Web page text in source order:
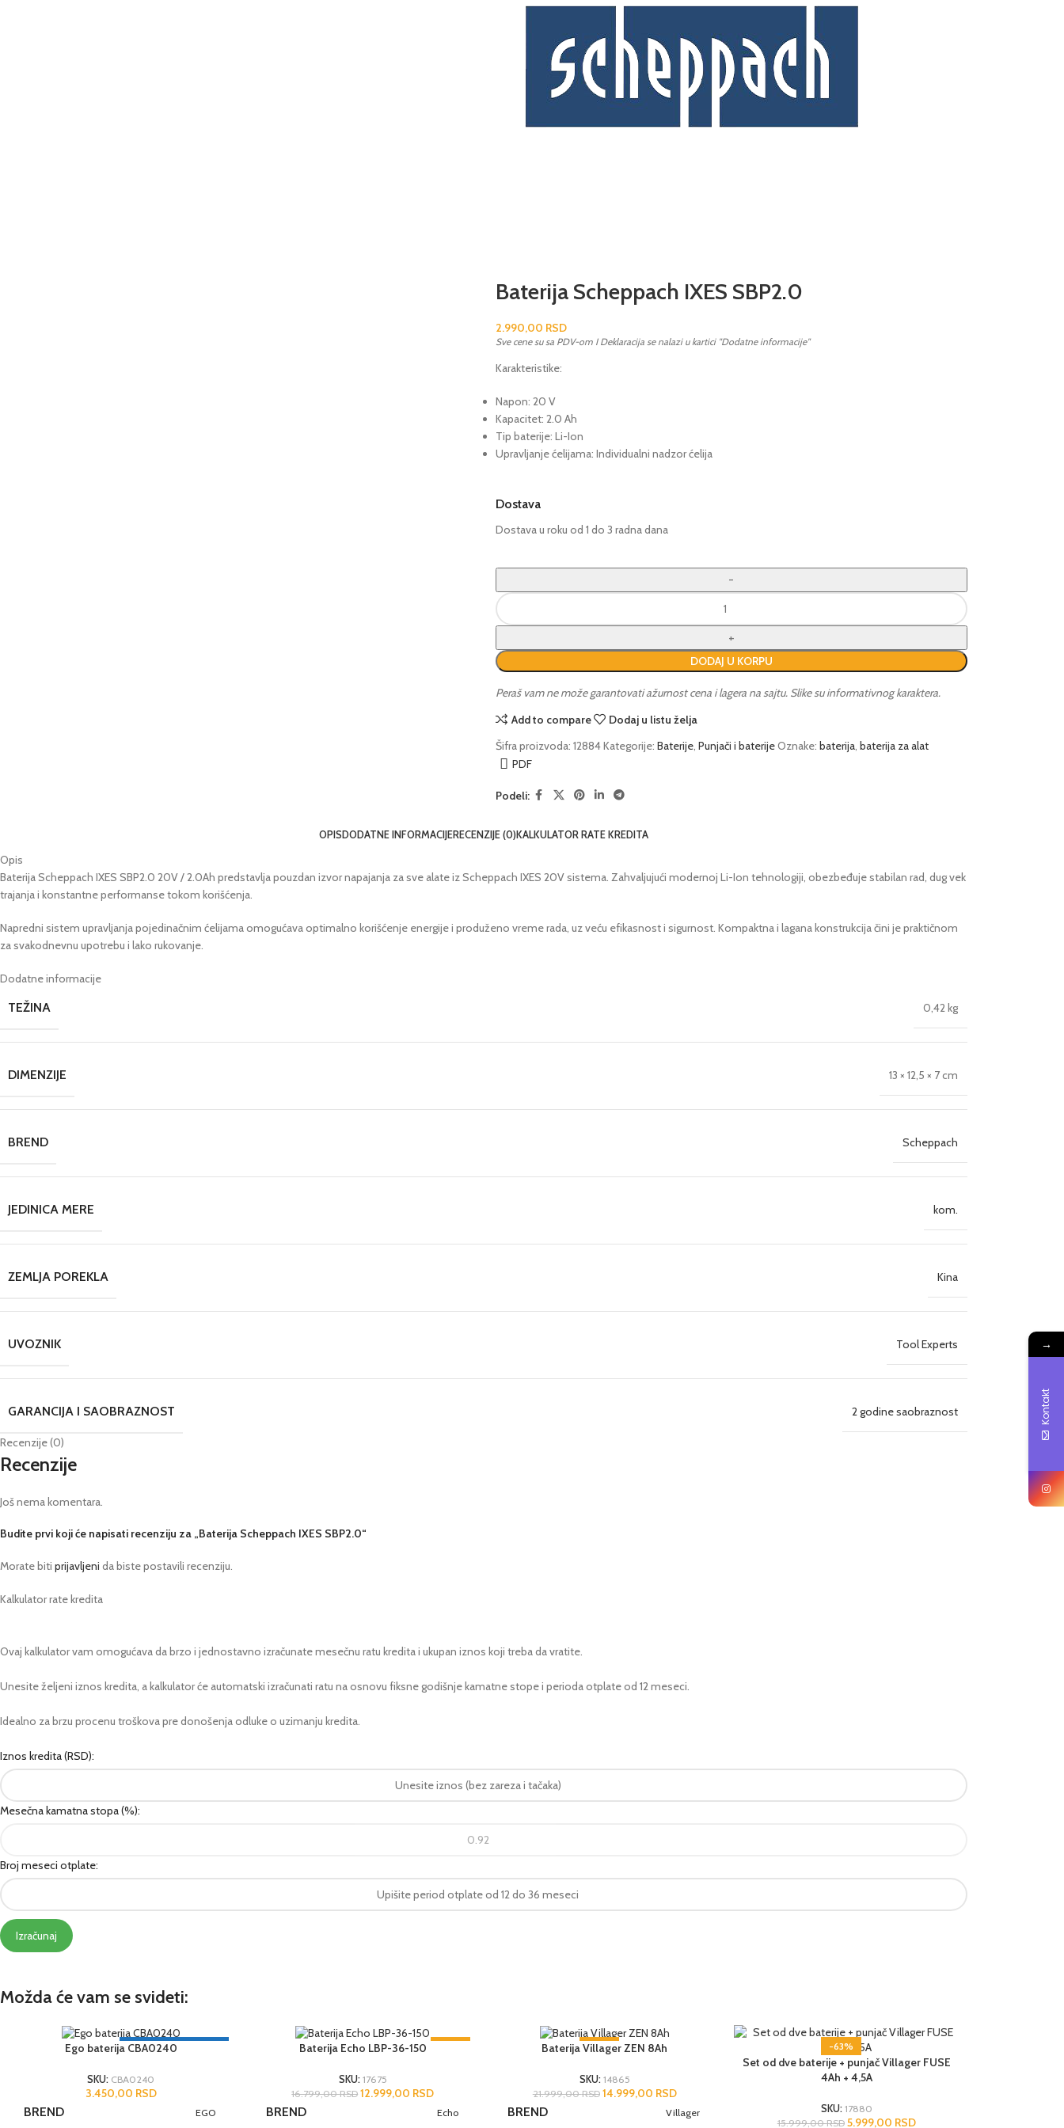
Baterija Scheppach IXES SBP2.0
2.990,00 RSD
Sve cene su sa PDV-om I Deklaracija se nalazi u kartici "Dodatne informacije"
Karakteristike:
Napon: 20 V
Kapacitet: 2.0 Ah
Tip baterije: Li-Ion
Upravljanje ćelijama: Individualni nadzor ćelija
Dostava
Dostava u roku od 1 do 3 radna dana
DODAJ U KORPU
Peraš vam ne može garantovati ažurnost cena i lagera na sajtu. Slike su informativnog karaktera.
Add to compare
Dodaj u listu želja
Šifra proizvoda: 12884Kategorije: Baterije, Punjači i baterijeOznake: baterija, baterija za alat
PDF
Podeli:
OPISDODATNE INFORMACIJERECENZIJE (0)KALKULATOR RATE KREDITA
Opis
Baterija Scheppach IXES SBP2.0 20V / 2.0Ah predstavlja pouzdan izvor napajanja za sve alate iz Scheppach IXES 20V sistema. Zahvaljujući modernoj Li-Ion tehnologiji, obezbeđuje stabilan rad, dug vek
trajanja i konstantne performanse tokom korišćenja.
Napredni sistem upravljanja pojedinačnim ćelijama omogućava optimalno korišćenje energije i produženo vreme rada, uz veću efikasnost i sigurnost. Kompaktna i lagana konstrukcija čini je praktičnom
za svakodnevnu upotrebu i lako rukovanje.
Dodatne informacije
TEŽINA 0,42 kg
DIMENZIJE 13 × 12,5 × 7 cm
BREND Scheppach
JEDINICA MERE kom.
ZEMLJA POREKLA Kina
UVOZNIK Tool Experts
GARANCIJA I SAOBRAZNOST 2 godine saobraznost
Recenzije (0)
Recenzije
Još nema komentara.
Budite prvi koji će napisati recenziju za „Baterija Scheppach IXES SBP2.0“
Morate biti prijavljeni da biste postavili recenziju.
Kalkulator rate kredita
Ovaj kalkulator vam omogućava da brzo i jednostavno izračunate mesečnu ratu kredita i ukupan iznos koji treba da vratite.
Unesite željeni iznos kredita, a kalkulator će automatski izračunati ratu na osnovu fiksne godišnje kamatne stope i perioda otplate od 12 meseci.
Idealno za brzu procenu troškova pre donošenja odluke o uzimanju kredita.
Iznos kredita (RSD):
Mesečna kamatna stopa (%):
Broj meseci otplate:
Izračunaj
Možda će vam se svideti:
3 GODINE GARANCIJA
Ego baterija CBA0240
SKU: CBA0240
3.450,00 RSD
BREND EGO
Baterija Echo LBP-36-150
SKU: 17675
16.799,00RSD 12.999,00 RSD
BREND Echo
-32%
Baterija Villager ZEN 8Ah
SKU: 14865
21.999,00RSD 14.999,00 RSD
BREND Villager
-63%
2 GODINE SAOBRAZNOST
Set od dve baterije + punjač Villager FUSE
4Ah + 4,5A
SKU: 17880
15.999,00RSD 5.999,00 RSD
→
Kontakt